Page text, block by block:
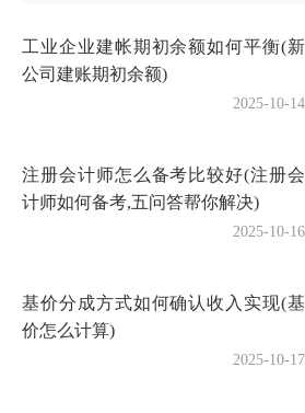
工业企业建帐期初余额如何平衡(新
公司建账期初余额)
2025-10-14
注册会计师怎么备考比较好(注册会
计师如何备考,五问答帮你解决)
2025-10-16
基价分成方式如何确认收入实现(基
价怎么计算)
2025-10-17